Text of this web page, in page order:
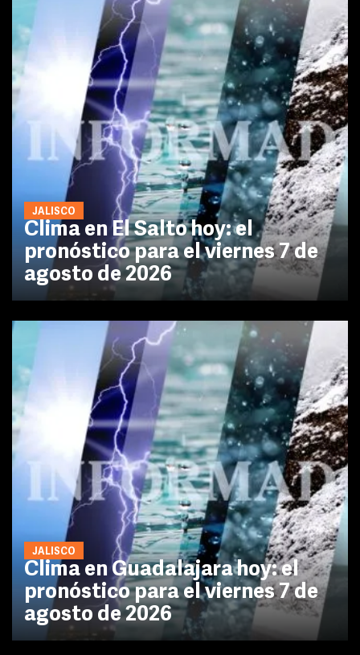
JALISCO
Clima en El Salto hoy: el
pronóstico para el viernes 7 de
agosto de 2026
JALISCO
Clima en Guadalajara hoy: el
pronóstico para el viernes 7 de
agosto de 2026